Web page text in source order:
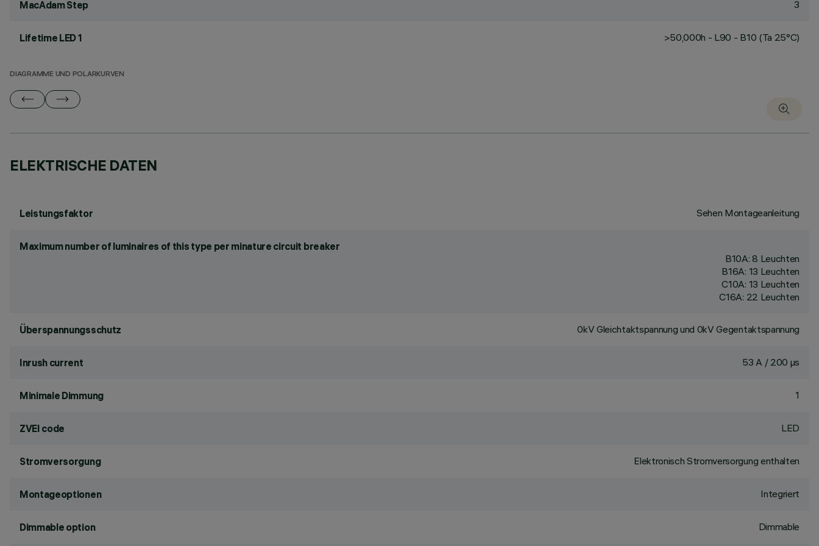
MacAdam Step 3
Lifetime LED 1 >50,000h - L90 - B10 (Ta 25°C)
DIAGRAMME UND POLARKURVEN
ELEKTRISCHE DATEN
Leistungsfaktor Sehen Montageanleitung
Maximum number of luminaires of this type per minature circuit breaker
B10A: 8 Leuchten
B16A: 13 Leuchten
C10A: 13 Leuchten
C16A: 22 Leuchten
Überspannungsschutz 0kV Gleichtaktspannung und 0kV Gegentaktspannung
Inrush current 53 A / 200 µs
Minimale Dimmung 1
ZVEI code LED
Stromversorgung Elektronisch Stromversorgung enthalten
Montageoptionen Integriert
Dimmable option Dimmable